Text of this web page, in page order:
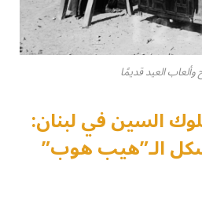
وألعاب العيد قديمًا
السين في لبنان:
شكل الـ”هيب هوب”